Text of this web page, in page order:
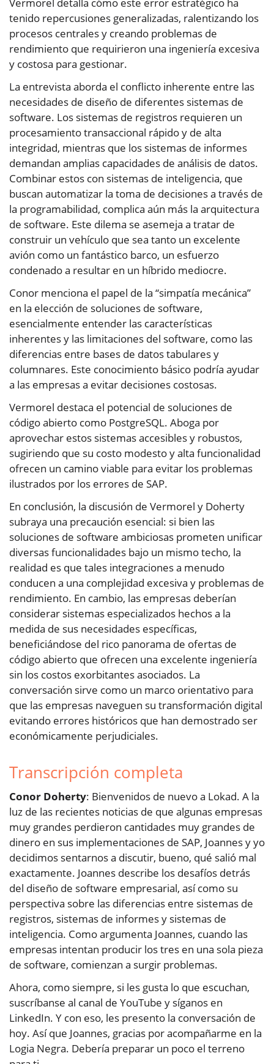
Vermorel detalla cómo este error estratégico ha
tenido repercusiones generalizadas, ralentizando los
procesos centrales y creando problemas de
rendimiento que requirieron una ingeniería excesiva
y costosa para gestionar.
La entrevista aborda el conflicto inherente entre las
necesidades de diseño de diferentes sistemas de
software. Los sistemas de registros requieren un
procesamiento transaccional rápido y de alta
integridad, mientras que los sistemas de informes
demandan amplias capacidades de análisis de datos.
Combinar estos con sistemas de inteligencia, que
buscan automatizar la toma de decisiones a través de
la programabilidad, complica aún más la arquitectura
de software. Este dilema se asemeja a tratar de
construir un vehículo que sea tanto un excelente
avión como un fantástico barco, un esfuerzo
condenado a resultar en un híbrido mediocre.
Conor menciona el papel de la “simpatía mecánica”
en la elección de soluciones de software,
esencialmente entender las características
inherentes y las limitaciones del software, como las
diferencias entre bases de datos tabulares y
columnares. Este conocimiento básico podría ayudar
a las empresas a evitar decisiones costosas.
Vermorel destaca el potencial de soluciones de
código abierto como PostgreSQL. Aboga por
aprovechar estos sistemas accesibles y robustos,
sugiriendo que su costo modesto y alta funcionalidad
ofrecen un camino viable para evitar los problemas
ilustrados por los errores de SAP.
En conclusión, la discusión de Vermorel y Doherty
subraya una precaución esencial: si bien las
soluciones de software ambiciosas prometen unificar
diversas funcionalidades bajo un mismo techo, la
realidad es que tales integraciones a menudo
conducen a una complejidad excesiva y problemas de
rendimiento. En cambio, las empresas deberían
considerar sistemas especializados hechos a la
medida de sus necesidades específicas,
beneficiándose del rico panorama de ofertas de
código abierto que ofrecen una excelente ingeniería
sin los costos exorbitantes asociados. La
conversación sirve como un marco orientativo para
que las empresas naveguen su transformación digital
evitando errores históricos que han demostrado ser
económicamente perjudiciales.
Transcripción completa
Conor Doherty: Bienvenidos de nuevo a Lokad. A la
luz de las recientes noticias de que algunas empresas
muy grandes perdieron cantidades muy grandes de
dinero en sus implementaciones de SAP, Joannes y yo
decidimos sentarnos a discutir, bueno, qué salió mal
exactamente. Joannes describe los desafíos detrás
del diseño de software empresarial, así como su
perspectiva sobre las diferencias entre sistemas de
registros, sistemas de informes y sistemas de
inteligencia. Como argumenta Joannes, cuando las
empresas intentan producir los tres en una sola pieza
de software, comienzan a surgir problemas.
Ahora, como siempre, si les gusta lo que escuchan,
suscríbanse al canal de YouTube y síganos en
LinkedIn. Y con eso, les presento la conversación de
hoy. Así que Joannes, gracias por acompañarme en la
Logia Negra. Debería preparar un poco el terreno